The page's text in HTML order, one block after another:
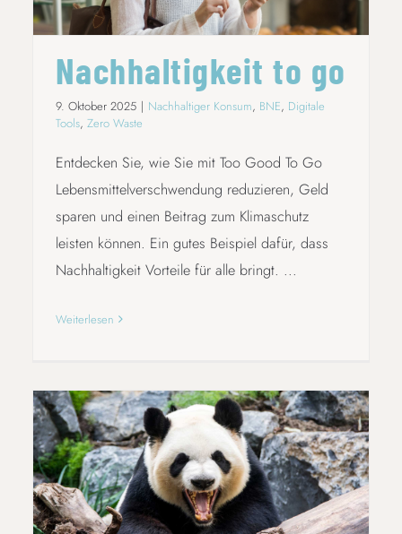
Nachhaltigkeit to go
9. Oktober 2025 | Nachhaltiger Konsum, BNE, Digitale
Tools, Zero Waste
Entdecken Sie, wie Sie mit Too Good To Go
Lebensmittelverschwendung reduzieren, Geld
sparen und einen Beitrag zum Klimaschutz
leisten können. Ein gutes Beispiel dafür, dass
Nachhaltigkeit Vorteile für alle bringt. ...
Weiterlesen
DER PANDA IM KLASSENRAUM